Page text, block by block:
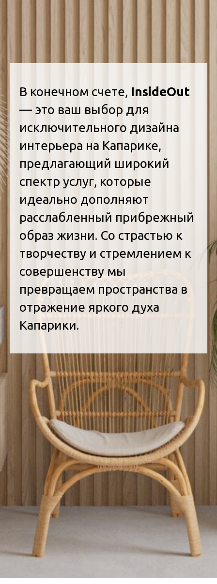
В конечном счете, InsideOut
— это ваш выбор для
исключительного дизайна
интерьера на Капарике,
предлагающий широкий
спектр услуг, которые
идеально дополняют
расслабленный прибрежный
образ жизни. Со страстью к
творчеству и стремлением к
совершенству мы
превращаем пространства в
отражение яркого духа
Капарики.